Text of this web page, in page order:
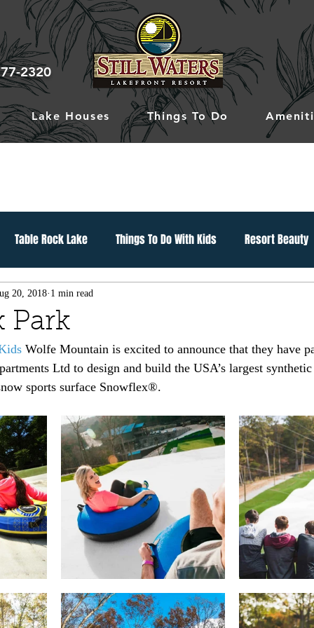
2320
Lake Houses Things To Do
Table Rock Lake Things To Do With Kids Resort Beauty
Park
20, 2018 1 min read
Wolfe Mountain is excited to announce that they have
Ltd to design and build the USA’s largest
sports surface Snowflex®.